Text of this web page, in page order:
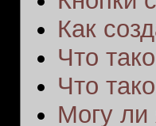
Как
Что
Что
Могу ли